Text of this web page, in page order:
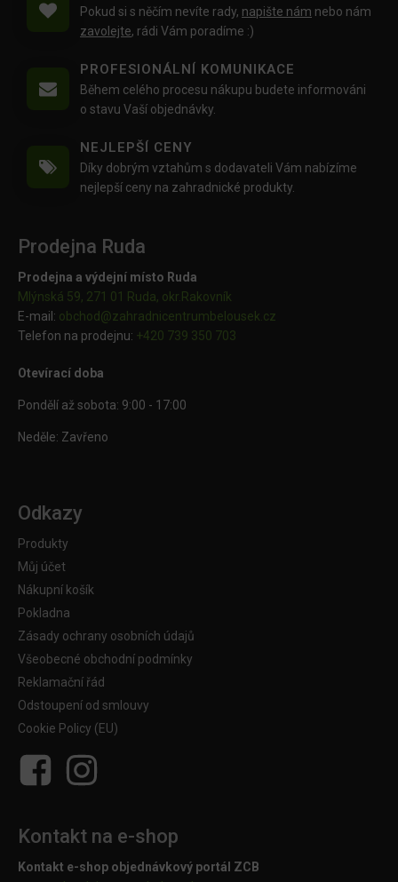
Pokud si s něčím nevíte rady, napište nám nebo nám
zavolejte, rádi Vám poradíme :)
PROFESIONÁLNÍ KOMUNIKACE
Během celého procesu nákupu budete informováni
o stavu Vaší objednávky.
NEJLEPŠÍ CENY
Díky dobrým vztahům s dodavateli Vám nabízíme
nejlepší ceny na zahradnické produkty.
Prodejna Ruda
Prodejna a výdejní místo Ruda
Mlýnská 59, 271 01 Ruda, okr.Rakovník
E-mail: obchod@zahradnicentrumbelousek.cz
Telefon na prodejnu: +420 739 350 703
Otevírací doba
Pondělí až sobota: 9:00 - 17:00
Neděle: Zavřeno
Odkazy
Produkty
Můj účet
Nákupní košík
Pokladna
Zásady ochrany osobních údajů
Všeobecné obchodní podmínky
Reklamační řád
Odstoupení od smlouvy
Cookie Policy (EU)
Kontakt na e-shop
Kontakt e-shop objednávkový portál ZCB